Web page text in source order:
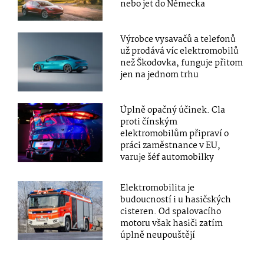
nebo jet do Německa
Výrobce vysavačů a telefonů
už prodává víc elektromobilů
než Škodovka, funguje přitom
jen na jednom trhu
Úplně opačný účinek. Cla
proti čínským
elektromobilům připraví o
práci zaměstnance v EU,
varuje šéf automobilky
Elektromobilita je
budoucností i u hasičských
cisteren. Od spalovacího
motoru však hasiči zatím
úplně neupouštějí